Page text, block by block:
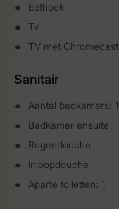
Eethoek
Tv
TV met Chromecast
Sanitair
Aantal badkamers: 1
Badkamer ensuite
Regendouche
Inloopdouche
Aparte toiletten: 1